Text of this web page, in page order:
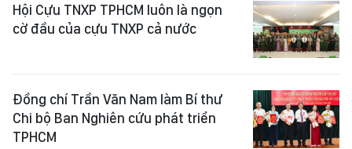
Hội Cựu TNXP TPHCM luôn là ngọn
cờ đầu của cựu TNXP cả nước
Đồng chí Trần Văn Nam làm Bí thư
Chi bộ Ban Nghiên cứu phát triển
TPHCM